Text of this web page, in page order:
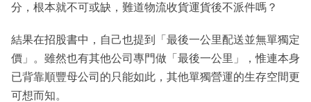
分，根本就不可或缺，難道物流收貨運貨後不派件嗎？
結果在招股書中，自己也提到「最後一公里配送並無單獨定
價」。雖然也有其他公司專門做「最後一公里」，惟連本身
已背靠順豐母公司的只能如此，其他單獨營運的生存空間更
可想而知。